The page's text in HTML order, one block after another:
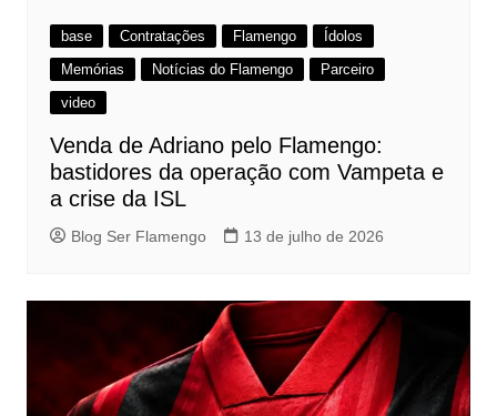
base Contratações Flamengo
Ídolos
Memórias
Notícias do Flamengo
Parceiro
video
Venda de Adriano pelo Flamengo:
bastidores da operação com Vampeta e
a crise da ISL
Blog Ser Flamengo 13 de julho de 2026